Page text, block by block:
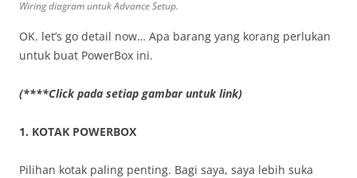
Wiring diagram untuk Advance Setup.
OK. let’s go detail now… Apa barang yang korang perlukan
untuk buat PowerBox ini.
(****Click pada setiap gambar untuk link)
1. KOTAK POWERBOX
Pilihan kotak paling penting. Bagi saya, saya lebih suka